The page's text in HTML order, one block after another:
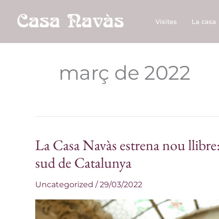
Visites La casa
març de 2022
La Casa Navàs estrena nou
sud de Catalunya
Uncategorized /29/03/2022
La
Casa
Navàs
estrena
nou
llibre: